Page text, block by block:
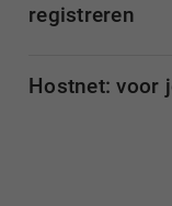
registreren
Hostnet: voor